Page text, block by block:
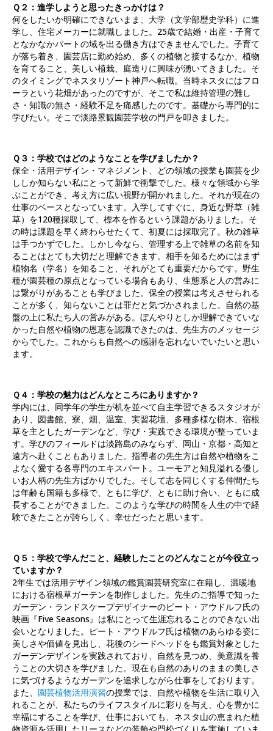
Ｑ２：進学しようと思ったきっかけは？
何をしたいか明確にできないまま、大学（文学部歴史学科）に進
学し、住宅メーカーに就職しました。25歳で結婚・出産・子育て
となかなかパートの域を出る働き方はできませんでした。子育て
が落ち着き、園芸店に勤め始め、多くの植物と接するなか、植物
を育てること、美しい植栽、庭造りに興味が湧いてきました。そ
のタイミングでネスタリゾート神戸へ転職。当時ネスタにはフロ
ーラという花畑があったのですが、そこで私は維持管理の難し
さ・知識の無さ・経験不足を痛感したのです。基礎から専門的に
学びたい。そこで淡路景観園芸学校の門戸を叩きました。
Ｑ３：学校ではどのようなことを学びましたか？
保全・活用デザイン・マネジメント、どの領域の授業も園芸を少
ししか知らない私にとって新鮮で衝撃でした。様々な領域から学
ぶことができ、考え方に広い視野が開かれました。それが現在の
仕事のベースとなっています。入学してすぐに、身近な野草（雑
草）を120種採取して、標本を作るという課題がありました。そ
の時は課題を早く終わらせたくて、初夏には採取完了。秋の雑草
は手つかずでした。しかし今なら、管理する上で雑草の名前を知
ることはとても大切だと理解できます。相手を知るためにはまず
植物名（学名）を知ること、それがとても重要だからです。野生
種が園芸種の原点となっている場合もあり、生態系と人の営みに
は繋がりがあることも学びました。保全の授業は考えさせられる
ことが多く、知らないことは罪だと気づかされました。自然の基
盤の上に私たち人の営みがある。ぼんやりとしか理解できていな
かった自然や植物の恩恵を認識できたのは、先生方のメッセージ
からでした。これからも自然への感謝を忘れないでいたいと思い
ます。
Ｑ４：学校の魅力はどんなところにありますか？
学内には、同学年の学生が机を並べて自主学習できるスタジオが
あり、図書館、寮、畑、温室、実習花壇、多種多様な樹木、宿根
草を主としたガーデンなど、学び・実践できる環境が整っていま
す。学びのフィールドは淡路島のみならず、岡山・京都・高知と
遠方へ赴くこともありました。指導者の先生方は自然や植物をこ
よなく愛する各専門のエキスパート。ユーモアと知見溢れる優し
いお人柄の先生方ばかりでした。そして志を同じくする仲間たち
は年齢も国籍も多様で、ともに学び、ともに助け合い、ともに成
長することができました。このような学びの時間を人生の中で経
験できたことが誇らしく、幸せだったと思います。
Ｑ５：学校で学んだこと、経験したことのどんなことが今役立っ
ていますか？
2年生では活用デザイン領域の鑑賞園芸研究室に在籍し、温暖地
における宿根草ガーテンを制作しました。先生のご指導で知った
ガーデン・ランドスケープデザイナーのピート・アウドルフ氏の
映画『Five Seasons』は私にとって生涯忘れることのできない出
会いとなりました。ピート・アウドルフ氏は植物のあらゆる姿に
美しさや価値を見出し、花後のシードヘッドをも鑑賞対象とした
ガーデンデザインを実践されており、自然を見つめ、美意識を養
うことの大切さを学びました。現在も自然のありのままの美しさ
に気づけるようなガーデンを追求しながら仕事をしております。
また、 園芸植物活用演習の授業では、自然や植物を生活に取り入
れることが、私たちのライフスタイルに彩りを与え、心を豊かに
幸福にすることを学び、仕事においても、ネスタ山の恵まれた植